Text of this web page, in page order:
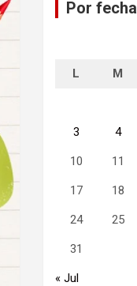
Por fecha
L M
3 4
10 11
17 18
24 25
31
« Jul